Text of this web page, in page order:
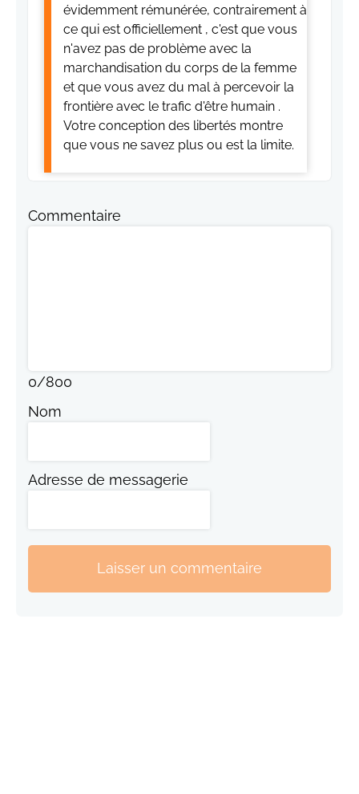
évidemment rémunérée, contrairement à
ce qui est officiellement , c'est que vous
n'avez pas de problème avec la
marchandisation du corps de la femme
et que vous avez du mal à percevoir la
frontière avec le trafic d'être humain .
Votre conception des libertés montre
que vous ne savez plus ou est la limite.
Commentaire
0/800
Nom
Adresse de messagerie
Laisser un commentaire